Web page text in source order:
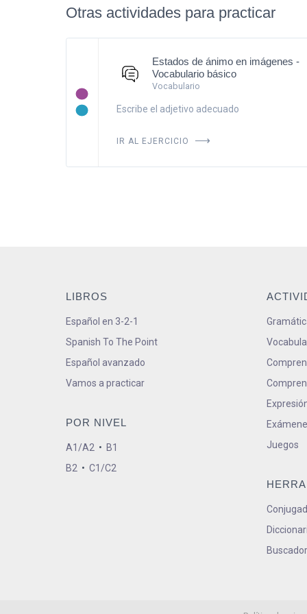
Otras actividades para practicar
Estados de ánimo en imágenes -
Vocabulario básico
Vocabulario
Escribe el adjetivo adecuado
IR AL EJERCICIO
LIBROS
Español en 3-2-1
Spanish To The Point
Español avanzado
Vamos a practicar
POR NIVEL
A1/A2 • B1
B2 • C1/C2
Juegos